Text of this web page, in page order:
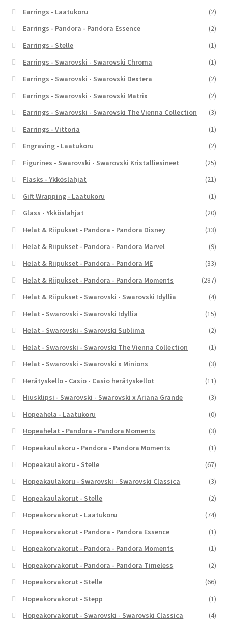
Earrings - Laatukoru
(2)
Earrings - Pandora - Pandora Essence
(2)
Earrings - Stelle
(1)
Earrings - Swarovski - Swarovski Chroma
(1)
Earrings - Swarovski - Swarovski Dextera
(2)
Earrings - Swarovski - Swarovski Matrix
(2)
Earrings - Swarovski - Swarovski The Vienna Collection
(3)
Earrings - Vittoria
(1)
Engraving - Laatukoru
(2)
Figurines - Swarovski - Swarovski Kristalliesineet
(25)
Flasks - Ykköslahjat
(21)
Gift Wrapping - Laatukoru
(1)
Glass - Ykköslahjat
(20)
Helat & Riipukset - Pandora - Pandora Disney
(33)
Helat & Riipukset - Pandora - Pandora Marvel
(9)
Helat & Riipukset - Pandora - Pandora ME
(33)
Helat & Riipukset - Pandora - Pandora Moments
(287)
Helat & Riipukset - Swarovski - Swarovski Idyllia
(4)
Helat - Swarovski - Swarovski Idyllia
(15)
Helat - Swarovski - Swarovski Sublima
(2)
Helat - Swarovski - Swarovski The Vienna Collection
(1)
Helat - Swarovski - Swarovski x Minions
(3)
Herätyskello - Casio - Casio herätyskellot
(11)
Hiusklipsi - Swarovski - Swarovski x Ariana Grande
(3)
Hopeahela - Laatukoru
(0)
Hopeahelat - Pandora - Pandora Moments
(3)
Hopeakaulakoru - Pandora - Pandora Moments
(1)
Hopeakaulakoru - Stelle
(67)
Hopeakaulakoru - Swarovski - Swarovski Classica
(3)
Hopeakaulakorut - Stelle
(2)
Hopeakorvakorut - Laatukoru
(74)
Hopeakorvakorut - Pandora - Pandora Essence
(1)
Hopeakorvakorut - Pandora - Pandora Moments
(1)
Hopeakorvakorut - Pandora - Pandora Timeless
(2)
Hopeakorvakorut - Stelle
(66)
Hopeakorvakorut - Stepp
(1)
Hopeakorvakorut - Swarovski - Swarovski Classica
(4)